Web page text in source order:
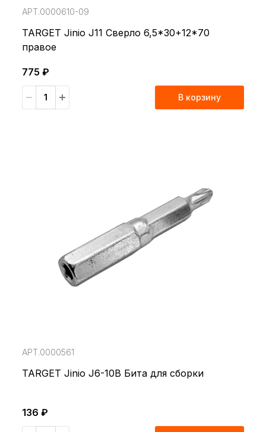
АРТ.0000610-09
TARGET Jinio J11 Сверло 6,5*30+12*70
правое
775 ₽
В корзину
АРТ.0000561
TARGET Jinio J6-10B Бита для сборки
136 ₽